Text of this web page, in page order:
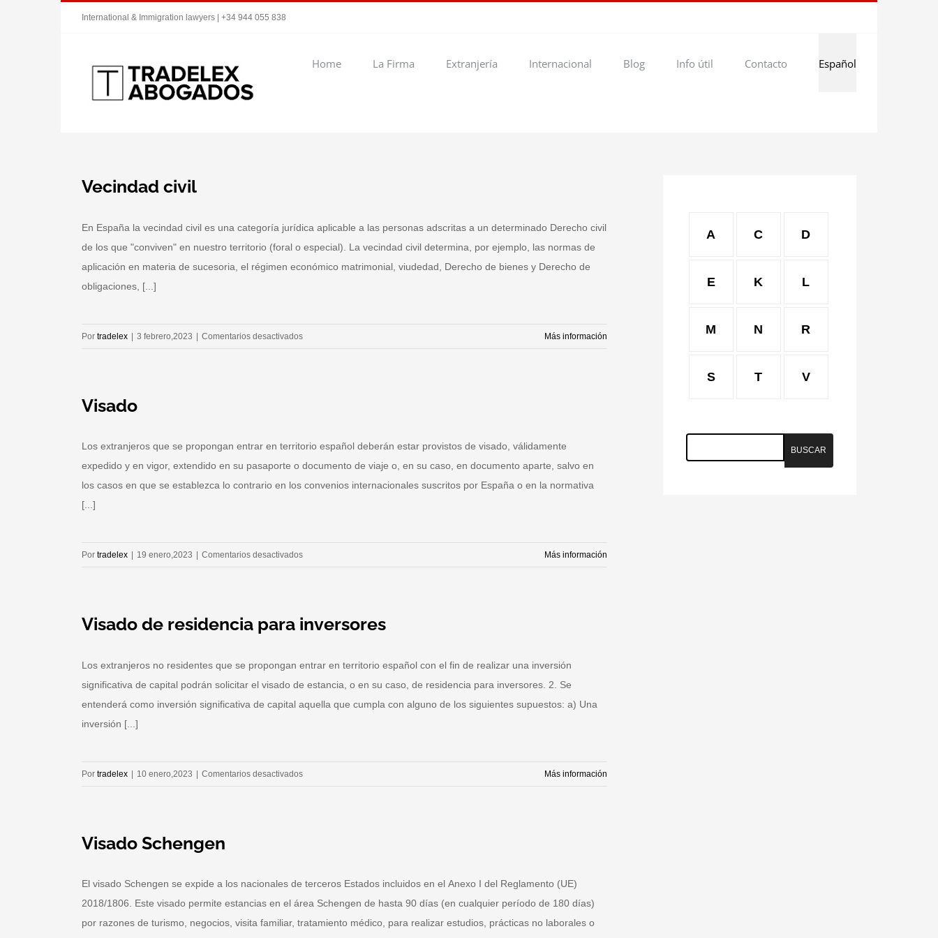
International & Immigration lawyers | +34 944 055 838
Home La Firma Extranjería Internacional Blog Info útil Contacto Español
Vecindad civil
En España la vecindad civil es una categoría jurídica aplicable a las personas adscritas a un determinado Derecho civil
de los que "conviven" en nuestro territorio (foral o especial). La vecindad civil determina, por ejemplo, las normas de
aplicación en materia de sucesoria, el régimen económico matrimonial, viudedad, Derecho de bienes y Derecho de
obligaciones, [...]
Por tradelex | 3 febrero,2023 | Comentarios desactivadosen
Más información
Visado
Los extranjeros que se propongan entrar en territorio español deberán estar provistos de visado, válidamente
expedido y en vigor, extendido en su pasaporte o documento de viaje o, en su caso, en documento aparte, salvo en
los casos en que se establezca lo contrario en los convenios internacionales suscritos por España o en la normativa
[...]
Por tradelex 19 enero,2023 Comentarios desactivadosen
Más información
Visado de residencia para inversores
Los extranjeros no residentes que se propongan entrar en territorio español con el fin de realizar una inversión
significativa de capital podrán solicitar el visado de estancia, o en su caso, de residencia para inversores. 2. Se
entenderá como inversión significativa de capital aquella que cumpla con alguno de los siguientes supuestos: a) Una
inversión [...]
Por tradelex | 10 enero,2023 | Comentarios desactivadosen
Más información
Visado Schengen
El visado Schengen se expide a los nacionales de terceros Estados incluidos en el Anexo I del Reglamento (UE)
2018/1806. Este visado permite estancias en el área Schengen de hasta 90 días (en cualquier período de 180 días)
por razones de turismo, negocios, visita familiar, tratamiento médico, para realizar estudios, prácticas no laborales o
A C D
E K L
M N R
S T V